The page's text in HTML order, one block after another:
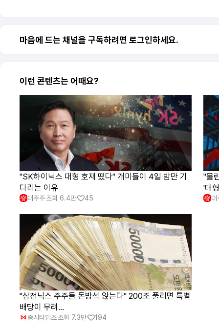
마음에 드는 채널을 구독하려면 로그인하세요.
이런 콘텐츠는 어때요?
"SK하이닉스 대형 호재 떴다" 개미들이 4일 밤만 기
다리는 이유
대주주조회 6.4만 45
"물
'대
대
"삼전닉스 주주들 돈방석 앉는다" 200조 풀리면 특별
배당이 무려...
증시타임즈 조회 7.3만 194